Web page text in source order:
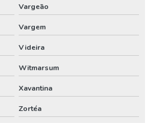
Vargeão
Vargem
Videira
Witmarsum
Xavantina
Zortéa